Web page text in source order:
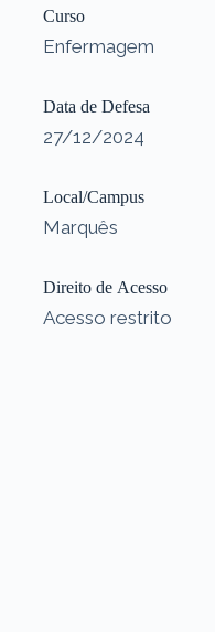
Curso
Enfermagem
Data de Defesa
27/12/2024
Local/Campus
Marquês
Direito de Acesso
Acesso restrito